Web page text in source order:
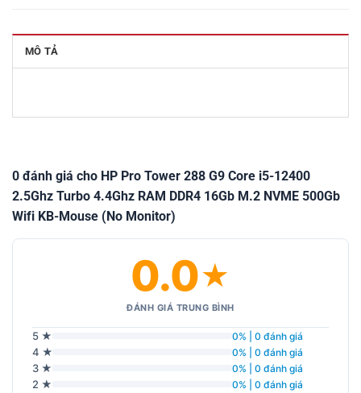
MÔ TẢ
0 đánh giá cho HP Pro Tower 288 G9 Core i5-12400
2.5Ghz Turbo 4.4Ghz RAM DDR4 16Gb M.2 NVME 500Gb
Wifi KB-Mouse (No Monitor)
0.0★
ĐÁNH GIÁ TRUNG BÌNH
5 ★ 0% | 0 đánh giá
4 ★ 0% | 0 đánh giá
3 ★ 0% | 0 đánh giá
2 ★ 0% | 0 đánh giá